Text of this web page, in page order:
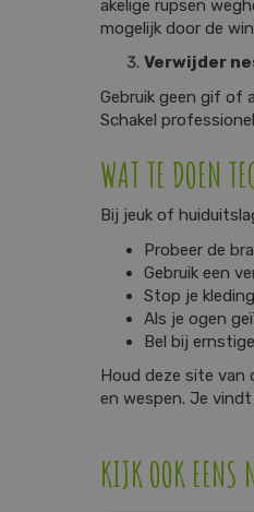
akelige rupsen
mogelijk door de
Verwijder
Gebruik geen gif of
Schakel
WAT TE DOEN
Bij jeuk of
Probeer de
Gebruik een
Stop je
Als je ogen
Bel bij
Houd deze site van
en wespen. Je
KIJK OOK EENS